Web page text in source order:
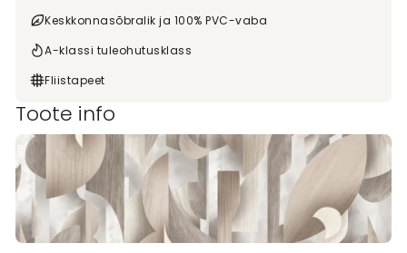
Keskkonnasõbralik ja 100% PVC-vaba
A-klassi tuleohutusklass
Fliistapeet
Toote info